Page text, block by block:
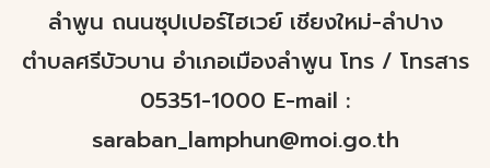
ลำพูน ถนนซุปเปอร์ไฮเวย์ เชียงใหม่-ลำปาง
ตำบลศรีบัวบาน อำเภอเมืองลำพูน โทร / โทรสาร
05351-1000 E-mail :
saraban_lamphun@moi.go.th